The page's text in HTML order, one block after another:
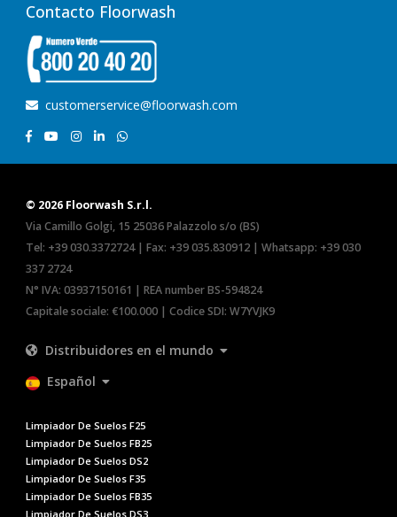
Contacto Floorwash
customerservice@floorwash.com
© 2026 Floorwash S.r.l.
Via Camillo Golgi, 15 25036 Palazzolo s/o (BS)
Tel: +39 030.3372724| Fax: +39 035.830912 | Whatsapp: +39 030
337 2724
N° IVA: 03937150161 | REA number BS-594824
Capitale sociale: €100.000 | Codice SDI: W7YVJK9
Distribuidores en el mundo
Español
Limpiador De Suelos F25
Limpiador De Suelos FB25
Limpiador De Suelos DS2
Limpiador De Suelos F35
Limpiador De Suelos FB35
Limpiador De Suelos DS3